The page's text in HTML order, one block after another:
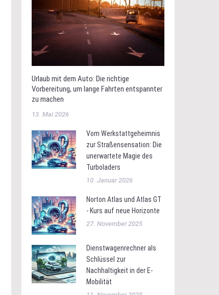
Urlaub mit dem Auto: Die richtige
Vorbereitung, um lange Fahrten entspannter
zu machen
13. Mai 2026
Vom Werkstattgeheimnis
zur Straßensensation: Die
unerwartete Magie des
Turboladers
10. Januar 2026
Norton Atlas und Atlas GT
- Kurs auf neue Horizonte
27. November 2025
Dienstwagenrechner als
Schlüssel zur
Nachhaltigkeit in der E-
Mobilität